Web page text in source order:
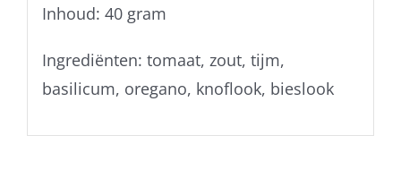
Inhoud: 40 gram
Ingrediënten: tomaat, zout, tijm,
basilicum, oregano, knoflook, bieslook